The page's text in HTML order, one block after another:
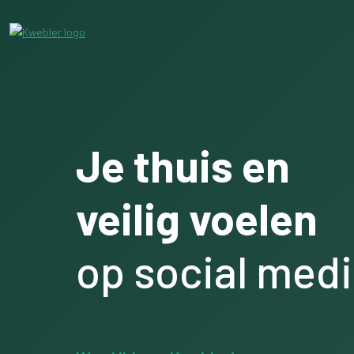
Je thuis en
veilig voelen
op social